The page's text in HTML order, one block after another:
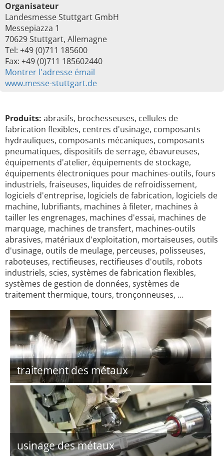
Organisateur
Landesmesse Stuttgart GmbH
Messepiazza 1
70629 Stuttgart, Allemagne
Tel: +49 (0)711 185600
Fax: +49 (0)711 185602440
Montrer l'adresse émail
www.messe-stuttgart.de
Produits: abrasifs, brochesseuses, cellules de
fabrication flexibles, centres d'usinage, composants
hydrauliques, composants mécaniques, composants
pneumatiques, dispositifs de serrage, ébavureuses,
équipements d'atelier, équipements de stockage,
équipements électroniques pour machines-outils, fours
industriels, fraiseuses, liquides de refroidissement,
logiciels d'entreprise, logiciels de fabrication, logiciels de
machine, lubrifiants, machines à fileter, machines à
tailler les engrenages, machines d'essai, machines de
marquage, machines de transfert, machines-outils
abrasives, matériaux d'exploitation, mortaiseuses, outils
d'usinage, outils de meulage, perceuses, polisseuses,
raboteuses, rectifieuses, rectifieuses d'outils, robots
industriels, scies, systèmes de fabrication flexibles,
systèmes de gestion de données, systèmes de
traitement thermique, tours, tronçonneuses, …
traitement des métaux
usinage des métaux